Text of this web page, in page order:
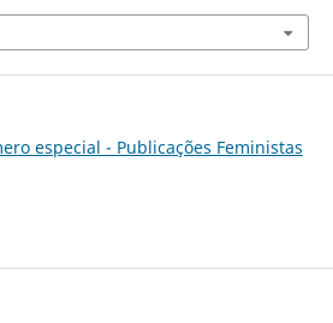
especial - Publicações Feministas